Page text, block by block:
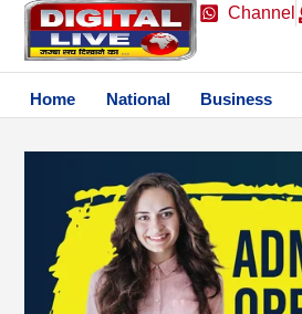
Channel
Home National Business